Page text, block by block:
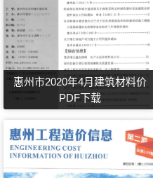
惠州市2020年4月建筑材料价
PDF下载